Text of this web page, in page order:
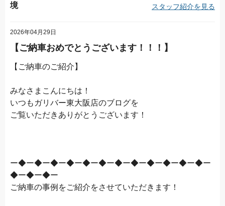
境
スタッフ紹介を見る
2026年04月29日
【ご納車おめでとうございます！！！】
【ご納車のご紹介】
みなさまこんにちは！
いつもガリバー東大阪店のブログを
ご覧いただきありがとうございます！
ー◆ー◆ー◆ー◆ー◆ー◆ー◆ー◆ー◆ー◆ー◆ー◆ー
◆ー◆ー◆ー
ご納車の事例をご紹介をさせていただきます！